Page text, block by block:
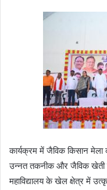
कार्यक्रम में जैविक किसान मेला
उन्नत तकनीक और जैविक खेती
महाविद्यालय के खेल क्षेत्र में